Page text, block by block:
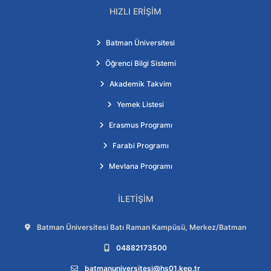
HIZLI ERIŞIM
Batman Üniversitesi
Öğrenci Bilgi Sistemi
Akademik Takvim
Yemek Listesi
Erasmus Programı
Farabi Programı
Mevlana Programı
İLETIŞIM
Adres:
Batman Üniversitesi Batı Raman Kampüsü, Merkez/Batman
Telefon:
04882173500
E-posta:
batmanuniversitesi@hs01.kep.tr